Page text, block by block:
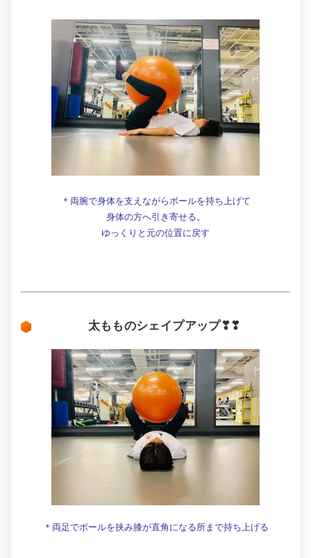
＊両腕で身体を支えながらボールを持ち上げて
身体の方へ引き寄せる。
ゆっくりと元の位置に戻す
太もものシェイプアップ❣❣
＊両足でボールを挟み膝が直角になる所まで持ち上げる